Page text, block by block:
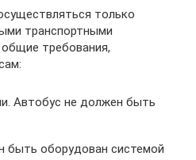
только
транспортными
требования,
Автобус не должен быть
быть оборудован системой